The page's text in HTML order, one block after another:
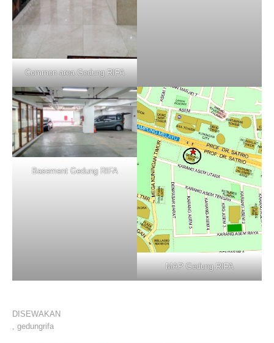
Common area Gedung RIFA
Basement Gedung RIFA
MAP Gedung RIFA
DISEWAKAN
gedungrifa